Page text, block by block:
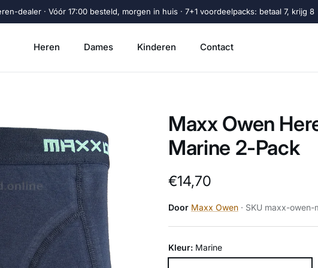
dealer · Vóór 17:00 besteld, morgen in huis · 7+1 voordeelpacks: betaal 7, krijg 8
Heren Dames Kinderen Contact
Maxx Owen
Marine 2-Pack
Reguliere prijs
€14,70
Door Maxx Owen · SKU maxx-owen-
Kleur: Marine